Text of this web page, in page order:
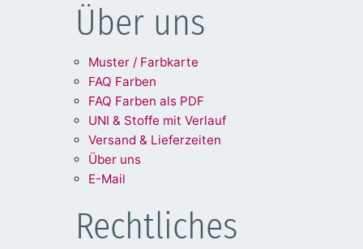
Über uns
Muster / Farbkarte
FAQ Farben
FAQ Farben als PDF
UNI & Stoffe mit Verlauf
Versand & Lieferzeiten
Über uns
E-Mail
Rechtliches